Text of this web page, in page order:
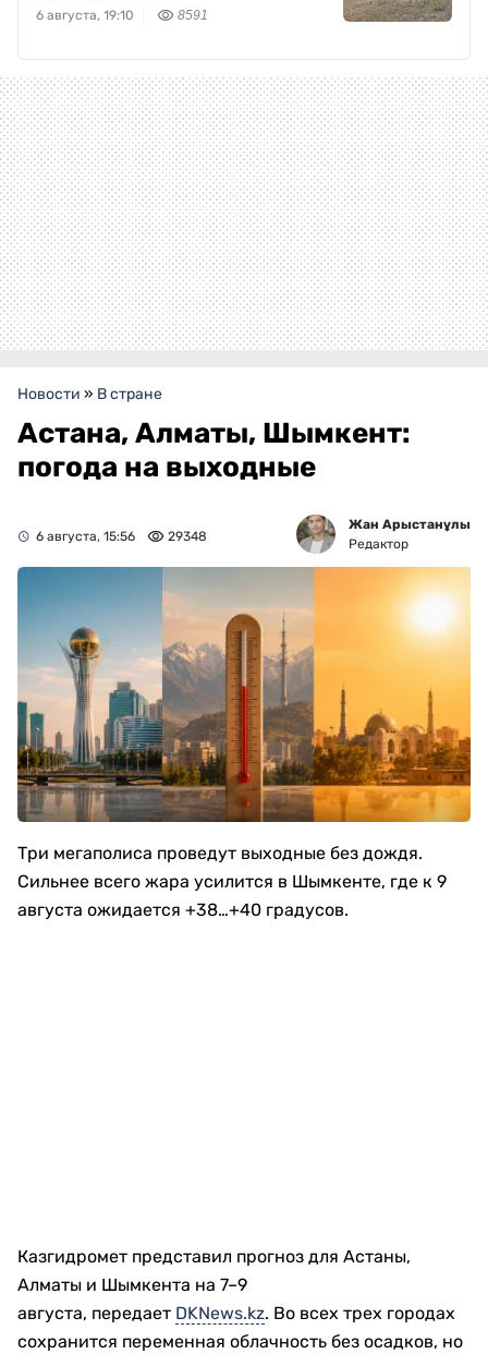
6 августа, 19:10 8591
Новости » В стране
Астана, Алматы, Шымкент:
погода на выходные
6 августа, 15:56 29348
Жан Арыстанұлы
Редактор
Три мегаполиса проведут выходные без дождя.
Сильнее всего жара усилится в Шымкенте, где к 9
августа ожидается +38…+40 градусов.
Казгидромет представил прогноз для Астаны,
Алматы и Шымкента на 7–9
августа, передает DKNews.kz. Во всех трех городах
сохранится переменная облачность без осадков, но